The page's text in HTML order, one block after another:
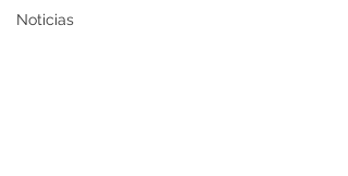
Noticias